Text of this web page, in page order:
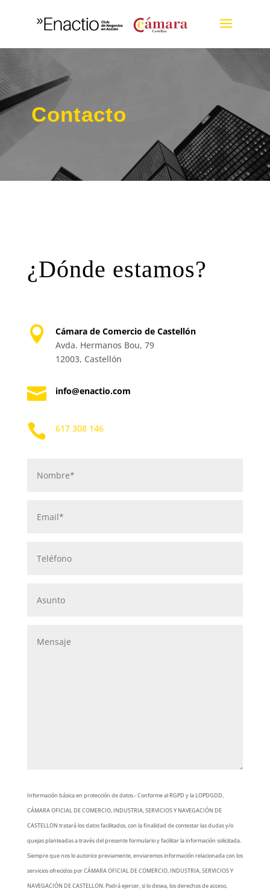
Contacto
¿Dónde estamos?

Cámara de Comercio de Castellón
Avda. Hermanos Bou, 79
12003, Castellón
 info@enactio.com
 617 308 146
Información básica en protección de datos.- Conforme al RGPD y la LOPDGDD,
CÁMARA OFICIAL DE COMERCIO, INDUSTRIA, SERVICIOS Y NAVEGACIÓN DE
CASTELLON tratará los datos facilitados, con la finalidad de contestar las dudas y/o
quejas planteadas a través del presente formulario y facilitar la información solicitada.
Siempre que nos lo autorice previamente, enviaremos información relacionada con los
servicios ofrecidos por CÁMARA OFICIAL DE COMERCIO, INDUSTRIA, SERVICIOS Y
NAVEGACIÓN DE CASTELLON. Podrá ejercer, si lo desea, los derechos de acceso,